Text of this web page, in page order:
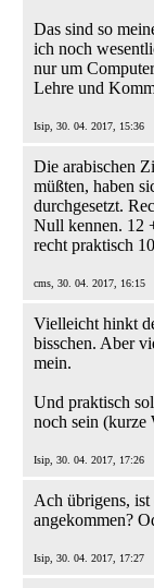
Das sind so
ich noch
nur um
Lehre und
Isip, 30. 04. 2017, 15:36
Die arabischen
müßten, haben
durchgesetzt.
Null kennen. 12
recht praktisch
cms, 30. 04. 2017, 16:15
Vielleicht hinkt
bisschen. Aber
mein.
Und praktisch
noch sein (kurze
Isip, 30. 04. 2017, 17:26
Ach übrigens,
angekommen?
Isip, 30. 04. 2017, 17:27